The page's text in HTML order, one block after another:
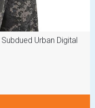
Urban Digital